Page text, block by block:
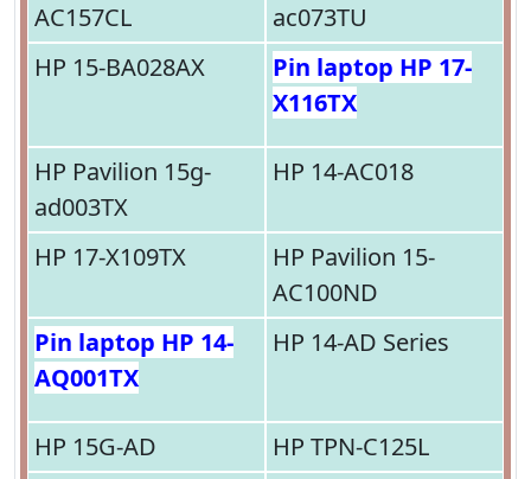
AC157CL
ac073TU
HP 15-BA028AX
Pin laptop HP 17-
X116TX
HP Pavilion 15g-
ad003TX
HP 14-AC018
HP 17-X109TX
HP Pavilion 15-
AC100ND
Pin laptop HP 14-
AQ001TX
HP 14-AD Series
HP 15G-AD
HP TPN-C125L